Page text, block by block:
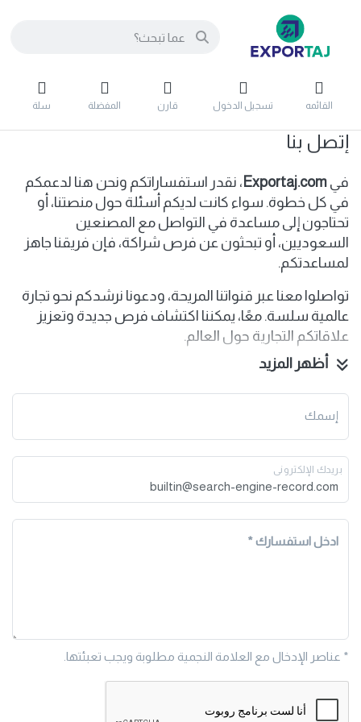
القائمه تسجيل الدخول قارن المفضلة سلة
إتصل بنا
في Exportaj.com ، نقدر استفساراتكم ونحن هنا لدعمكم
في كل خطوة. سواء كانت لديكم أسئلة حول منصتنا، أو
تحتاجون إلى مساعدة في التواصل مع المصنعين
السعوديين، أو تبحثون عن فرص شراكة، فإن فريقنا جاهز
لمساعدتكم.
تواصلوا معنا عبر قنواتنا المريحة، ودعونا نرشدكم نحو تجارة
عالمية سلسة. معًا، يمكننا اكتشاف فرص جديدة وتعزيز
علاقاتكم التجارية حول العالم.
دعونا نتواصل وننجح معًا!
أظهر المزيد
إسمك
بريدك الإلكترونى
ادخل استفسارك
* عناصر الإدخال مع العلامة النجمية مطلوبة ويجب تعبئتها.